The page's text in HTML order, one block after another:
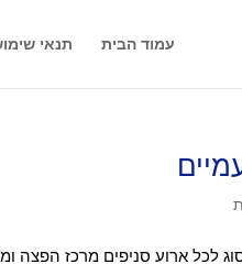
עמוד הבית תנאי